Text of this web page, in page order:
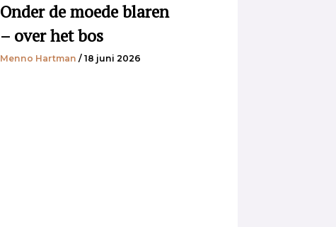
Onder de moede blaren
– over het bos
Menno Hartman / 18 juni 2026